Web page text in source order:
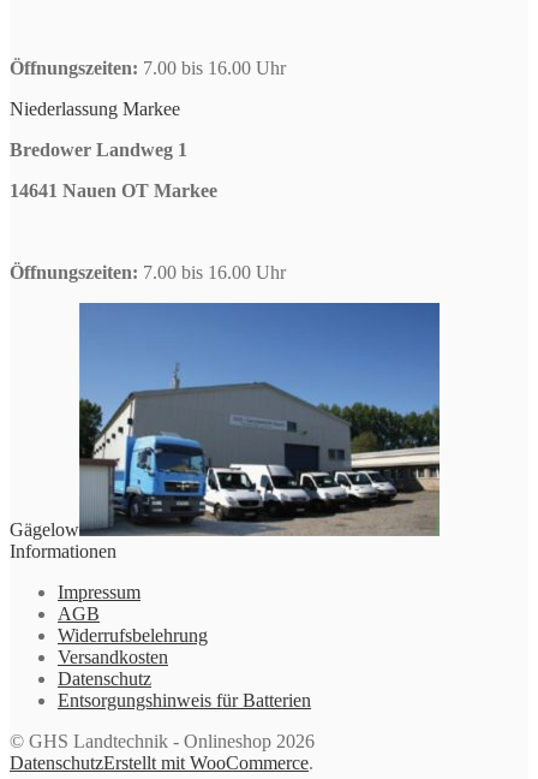
Öffnungszeiten: 7.00 bis 16.00 Uhr
Niederlassung Markee
Bredower Landweg 1
14641 Nauen OT Markee
Öffnungszeiten: 7.00 bis 16.00 Uhr
Gägelow
Informationen
Impressum
AGB
Widerrufsbelehrung
Versandkosten
Datenschutz
Entsorgungshinweis für Batterien
© GHS Landtechnik - Onlineshop 2026
DatenschutzErstellt mit WooCommerce.